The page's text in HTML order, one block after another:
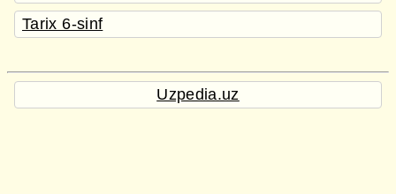
Tarix 6-sinf
Uzpedia.uz